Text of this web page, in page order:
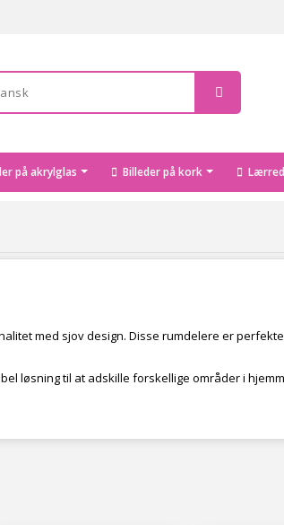
på akrylglas Billeder på kork
med sjov design. Disse rumdelere er
løsning til at adskille forskellige områder i